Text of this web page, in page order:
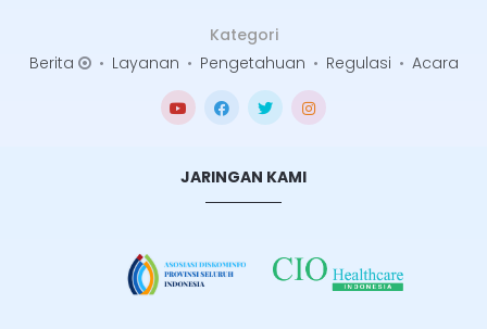
Kategori
Berita
• Layanan • Pengetahuan • Regulasi • Acara
JARINGAN KAMI